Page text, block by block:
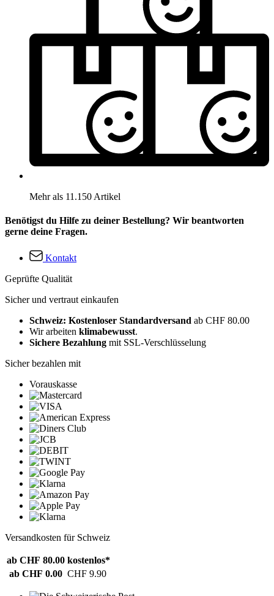
Mehr als 11.150 Artikel
Benötigst du Hilfe zu deiner Bestellung? Wir beantworten
gerne deine Fragen.
Kontakt
Geprüfte Qualität
Sicher und vertraut einkaufen
Schweiz: Kostenloser Standardversand ab CHF 80.00
Wir arbeiten klimabewusst.
Sichere Bezahlung mit SSL-Verschlüsselung
Sicher bezahlen mit
Vorauskasse
Versandkosten für Schweiz
ab CHF 80.00 kostenlos*
ab CHF 0.00 CHF 9.90